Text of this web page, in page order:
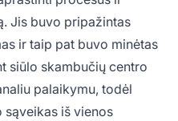
Jis buvo pripažintas
ir taip pat buvo minėtas
siūlo skambučių centro
palaikymu, todėl
iš vienos